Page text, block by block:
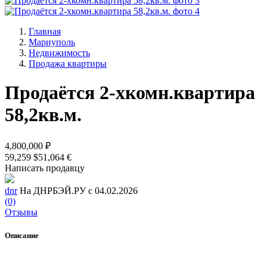
Главная
Мариуполь
Недвижимость
Продажа квартиры
Продаётся 2-хкомн.квартира
58,2кв.м.
4,800,000 ₽
59,259 $51,064 €
Написать продавцу
dnr На ДНРБЭЙ.РУ с 04.02.2026
(0)
Отзывы
Описание